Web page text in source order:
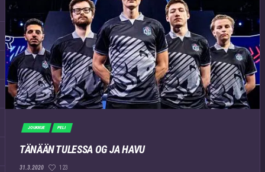
JOUKKUE PELI
TÄNÄÄN TULESSA OG JA HAVU
31.3.2020 123